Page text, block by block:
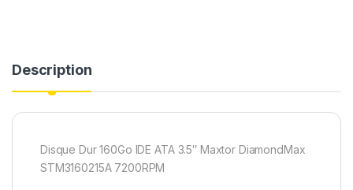
Description
Disque Dur 160Go IDE ATA 3.5″ Maxtor DiamondMax
STM3160215A 7200RPM